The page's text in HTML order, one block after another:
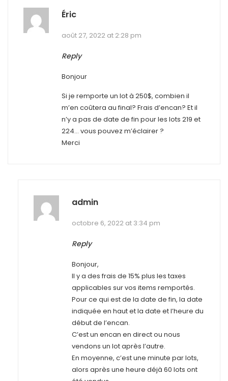
Éric
août 27, 2022 at 2:28 pm
Reply
Bonjour
Si je remporte un lot à 250$, combien il
m’en coûtera au final? Frais d’encan? Et il
n’y a pas de date de fin pour les lots 219 et
224… vous pouvez m’éclairer ?
Merci
admin
octobre 6, 2022 at 3:34 pm
Reply
Bonjour,
Il y a des frais de 15% plus les taxes
applicables sur vos items remportés.
Pour ce qui est de la date de fin, la date
indiquée en haut et la date et l’heure du
début de l’encan.
C’est un encan en direct ou nous
vendons un lot après l’autre.
En moyenne, c’est une minute par lots,
alors après une heure déjà 60 lots ont